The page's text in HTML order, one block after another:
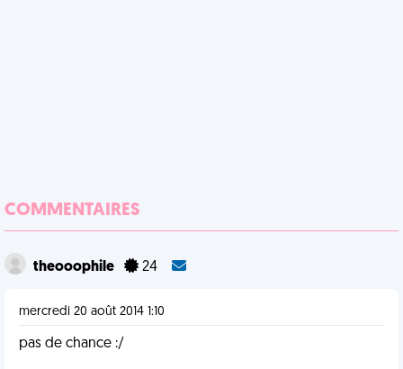
COMMENTAIRES
theooophile 24
mercredi 20 août 2014 1:10
pas de chance :/